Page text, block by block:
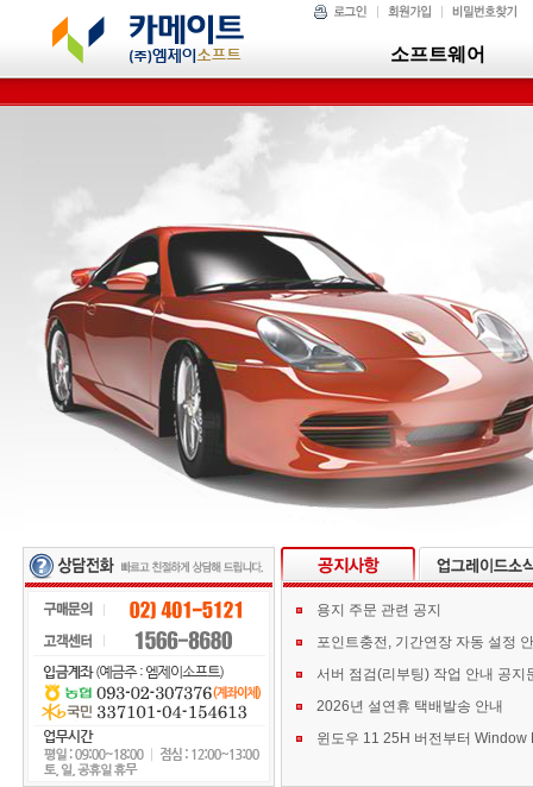
소프트웨어
용지 주문 관련 공지
포인트충전, 기간연장 자동 설정
서버 점검(리부팅) 작업 안내 공지
2026년 설연휴 택배발송 안내